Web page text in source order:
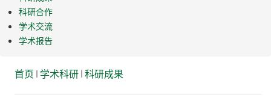
科研合作
学术交流
学术报告
首页 学术科研 科研成果